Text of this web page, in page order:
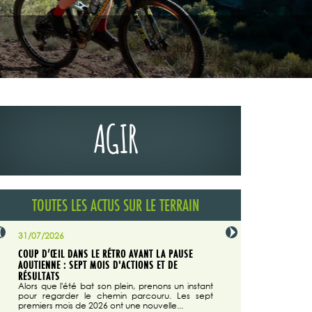
AGIR
TOUTES LES ACTUS SUR LE TERRAIN
du
31/07/2026
COUP D’ŒIL DANS LE RÉTRO AVANT LA PAUSE
AOUTIENNE : SEPT MOIS D'ACTIONS ET DE
RÉSULTATS
Alors que l'été bat son plein, prenons un instant
pour regarder le chemin parcouru. Les sept
premiers mois de 2026 ont une nouvelle...
29/07/2026